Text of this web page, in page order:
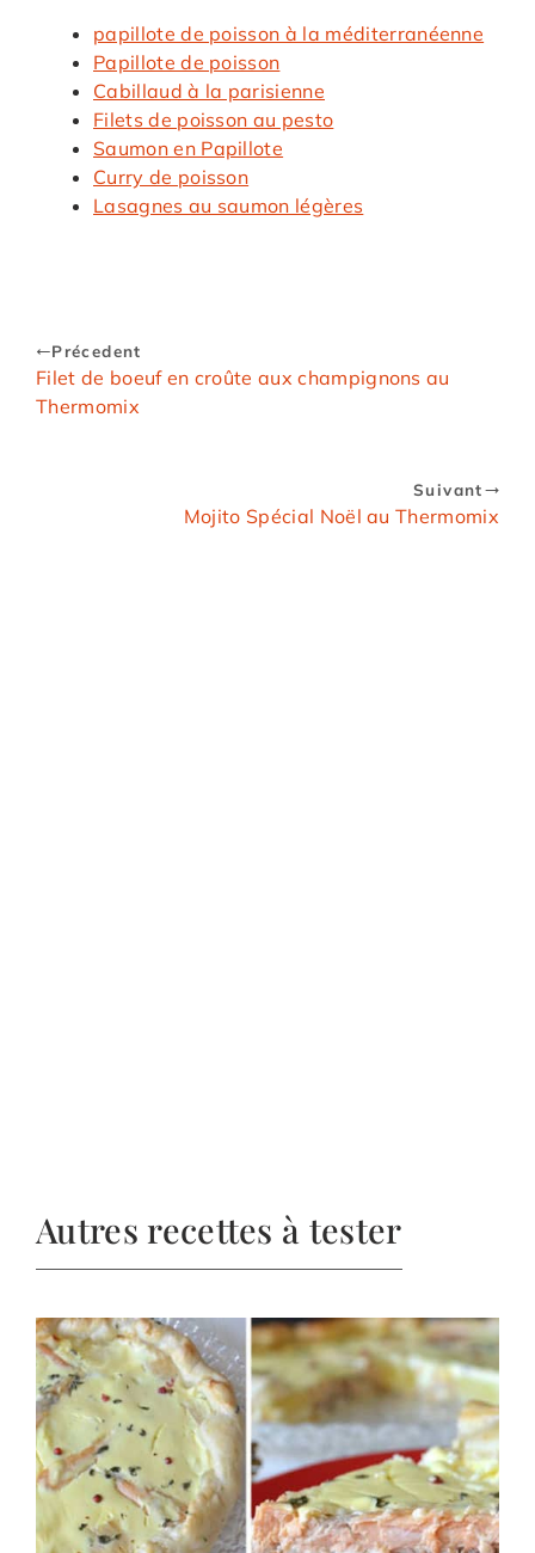
papillote de poisson à la méditerranéenne
Papillote de poisson
Cabillaud à la parisienne
Filets de poisson au pesto
Saumon en Papillote
Curry de poisson
Lasagnes au saumon légères
Précedent
Filet de boeuf en croûte aux champignons au
Thermomix
Suivant
Mojito Spécial Noël au Thermomix
Autres recettes à tester